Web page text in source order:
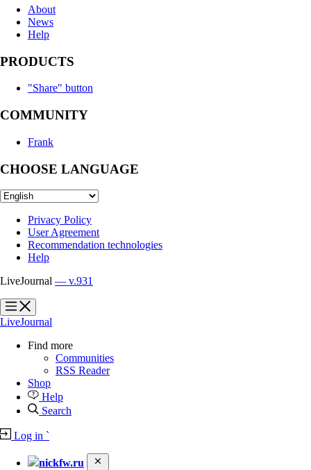
About
News
Help
PRODUCTS
"Share" button
COMMUNITY
Frank
CHOOSE LANGUAGE
Privacy Policy
User Agreement
Recommendation technologies
Help
LiveJournal — v.931
?
?
LiveJournal
Find more
Communities
RSS Reader
Shop
Help
Search
Log in `
nickfw.ru